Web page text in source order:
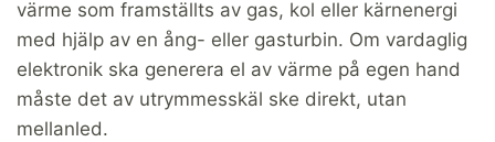
värme som framställts av gas, kol eller kärnenergi
med hjälp av en ång- eller gasturbin. Om vardaglig
elektronik ska generera el av värme på egen hand
måste det av utrymmesskäl ske direkt, utan
mellanled.